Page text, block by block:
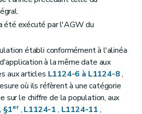
1
2
3
unique
1
2
3
4
5
6
été exécuté par l'AGW du
établi conformément à l'alinéa
à la même date aux
aux articles L1124-6 à L1124-8,
où ils réfèrent à une catégorie
sur le chiffre de la population, aux
§1er, L1124-1 , L1124-11 ,